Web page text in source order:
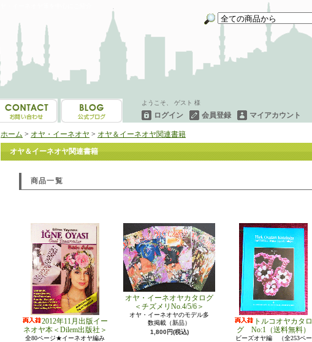
ようこそ、 ゲスト 様
ログイン 会員登録 マイアカウント
ホーム > オヤ・イーネオヤ > オヤ＆イーネオヤ関連書籍
オヤ＆イーネオヤ関連書籍
商品一覧
2012年11月出版イー
ネオヤ本＜Dilem出版社＞
全80ページ★イーネオヤ編み
オヤ・イーネオヤカタログ
＜チズメリNo.4/5/6＞
オヤ・イーネオヤのモデル多
数掲載（新品）
1,800円(税込)
トルコオヤカタロ
グ No:1（送料無料）
ビーズオヤ編 （全253ペー